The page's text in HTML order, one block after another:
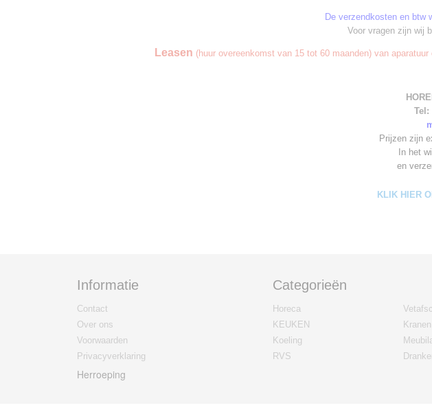
De verzendkosten en btw
Voor vragen zijn wij
Leasen (huur overeenkomst van 15 tot 60 maanden) van
Tel:
Prijzen zijn
In het
en
KLIK HIER
Informatie
Contact
Over ons
Voorwaarden
Privacyverklaring
Herroeping
Categorieën
Horeca
KEUKEN
Koeling
RVS
Kranen